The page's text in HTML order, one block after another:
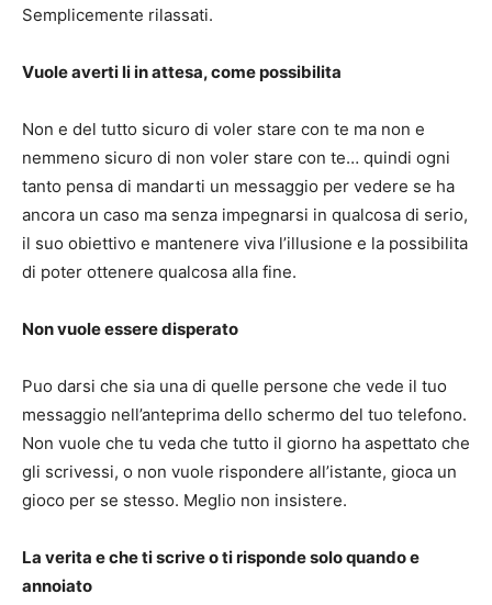
Semplicemente rilassati.
Vuole averti li in attesa, come possibilita
Non e del tutto sicuro di voler stare con te ma non e
nemmeno sicuro di non voler stare con te… quindi ogni
tanto pensa di mandarti un messaggio per vedere se ha
ancora un caso ma senza impegnarsi in qualcosa di serio,
il suo obiettivo e mantenere viva l’illusione e la possibilita
di poter ottenere qualcosa alla fine.
Non vuole essere disperato
Puo darsi che sia una di quelle persone che vede il tuo
messaggio nell’anteprima dello schermo del tuo telefono.
Non vuole che tu veda che tutto il giorno ha aspettato che
gli scrivessi, o non vuole rispondere all’istante, gioca un
gioco per se stesso. Meglio non insistere.
La verita e che ti scrive o ti risponde solo quando e
annoiato